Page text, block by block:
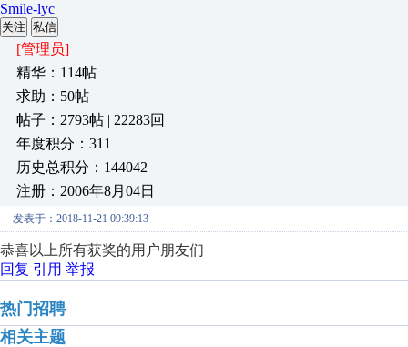
Smile-lyc
关注 私信
[管理员]
精华：114帖
求助：50帖
帖子：2793帖 | 22283回
年度积分：311
历史总积分：144042
注册：2006年8月04日
发表于：2018-11-21 09:39:13
恭喜以上所有获奖的用户朋友们
回复 引用 举报
热门招聘
相关主题